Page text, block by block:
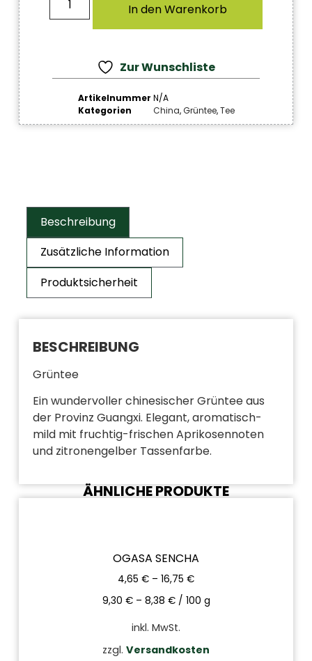
In den Warenkorb
Zur Wunschliste
Artikelnummer N/A
Kategorien
China,Grüntee,Tee
Beschreibung
Zusätzliche Information
Produktsicherheit
BESCHREIBUNG
Grüntee
Ein wundervoller chinesischer Grüntee aus
der Provinz Guangxi. Elegant, aromatisch-
mild mit fruchtig-frischen Aprikosennoten
und zitronengelber Tassenfarbe.
ÄHNLICHE PRODUKTE
OGASA SENCHA
4,65 € – 16,75 €
9,30 €– 8,38 €/ 100 g
inkl. MwSt.
zzgl. Versandkosten